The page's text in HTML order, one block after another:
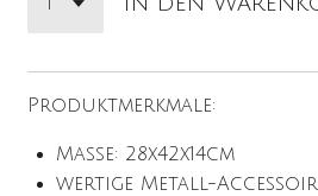
Produktmerkmale:
Maße: 28x42x14cm
wertige Metall-